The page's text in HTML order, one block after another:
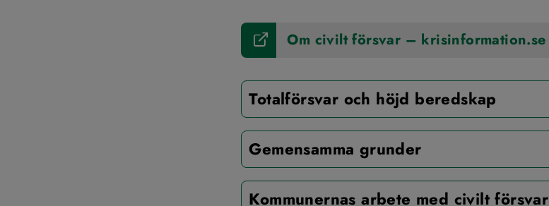
Om civilt försvar – krisinformation.se
Totalförsvar och höjd beredskap
Gemensamma grunder
Kommunernas arbete med civilt försvar